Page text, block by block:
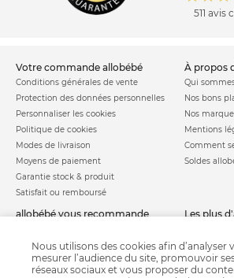
511 avis
votre commande allobébé
Conditions générales de vente
Protection des données personnelles
Personnaliser les cookies
Politique de cookies
Modes de livraison
Moyens de paiement
Garantie stock & produit
Satisfait ou remboursé
à
Qui
Nos bons
Nos
Mentions
Comment
Soldes
allobébé vous recommande
Nos labels
Nos licences
les plus
Infos
Jeux
Nous utilisons des cookies afin
mesurer l’audience du site, promouvoir
réseaux sociaux et vous proposer du